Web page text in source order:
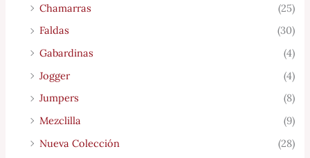
Chamarras
(25)
Faldas
(30)
Gabardinas
(4)
Jogger
(4)
Jumpers
(8)
Mezclilla
(9)
Nueva Colección
(28)